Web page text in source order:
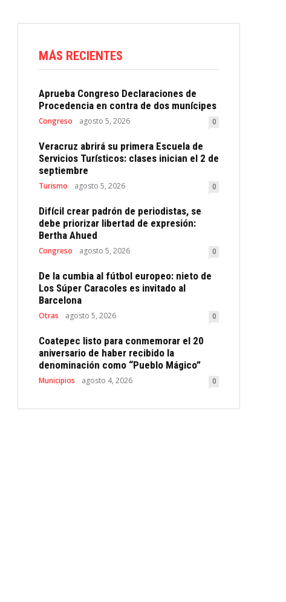
MÁS RECIENTES
Aprueba Congreso Declaraciones de
Procedencia en contra de dos munícipes
Congreso agosto 5, 2026 0
Veracruz abrirá su primera Escuela de
Servicios Turísticos: clases inician el 2 de
septiembre
Turismo agosto 5, 2026 0
Difícil crear padrón de periodistas, se
debe priorizar libertad de expresión:
Bertha Ahued
Congreso agosto 5, 2026 0
De la cumbia al fútbol europeo: nieto de
Los Súper Caracoles es invitado al
Barcelona
Otras agosto 5, 2026 0
Coatepec listo para conmemorar el 20
aniversario de haber recibido la
denominación como “Pueblo Mágico”
Municipios agosto 4, 2026 0